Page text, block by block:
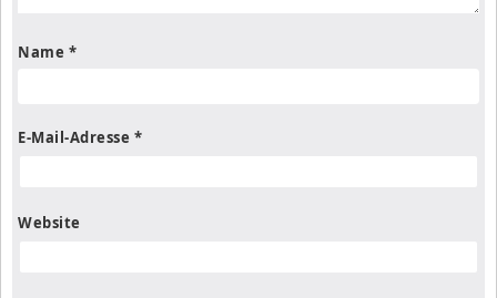
Name *
E-Mail-Adresse *
Website